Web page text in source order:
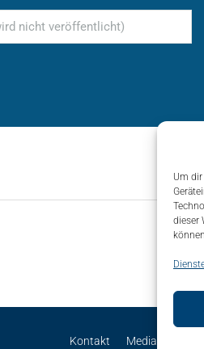
Um
dieser
Kontakt Mediadaten